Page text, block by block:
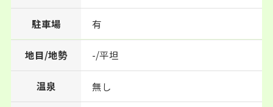
駐車場 有
地目/地勢 -/平坦
温泉 無し